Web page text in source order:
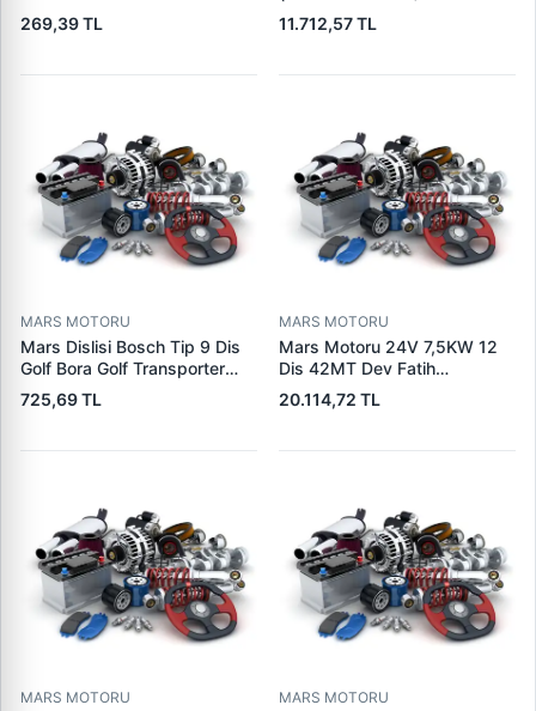
Visteon | PARS PRS-BHL230
| OEM 97VB11000AA
269,39 TL
pistonlu 3604650rx 7t0258
7x1955
11.712,57 TL
MARS MOTORU
Mars Dislisi Bosch Tip 9 Dis
Golf Bora Golf Transporter
Seat Skoda (15713) | ZEN
1108 | OEM 1072156
725,69 TL
MARS MOTORU
Mars Motoru 24V 7,5KW 12
Dis 42MT Dev Fatih
Cat,140H, 963B Cummins
L10,Qsc John Deere
LES0313 | OEM 0R2186
20.114,72 TL
MARS MOTORU MARS MOTORU